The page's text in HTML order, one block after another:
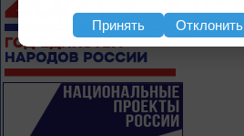
Принять Отклонить